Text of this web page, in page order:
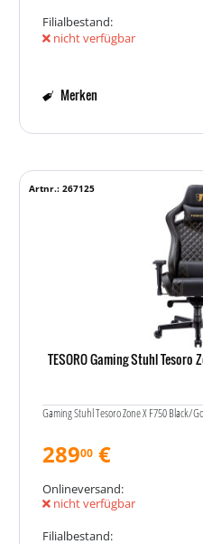
Filialbestand:
nicht verfügbar
Merken
TESORO Gaming Stuhl
Gaming Stuhl Tesoro Zone X F750 Black/
Artnr.: 267125
28900 €
Onlineversand:
nicht verfügbar
Filialbestand: